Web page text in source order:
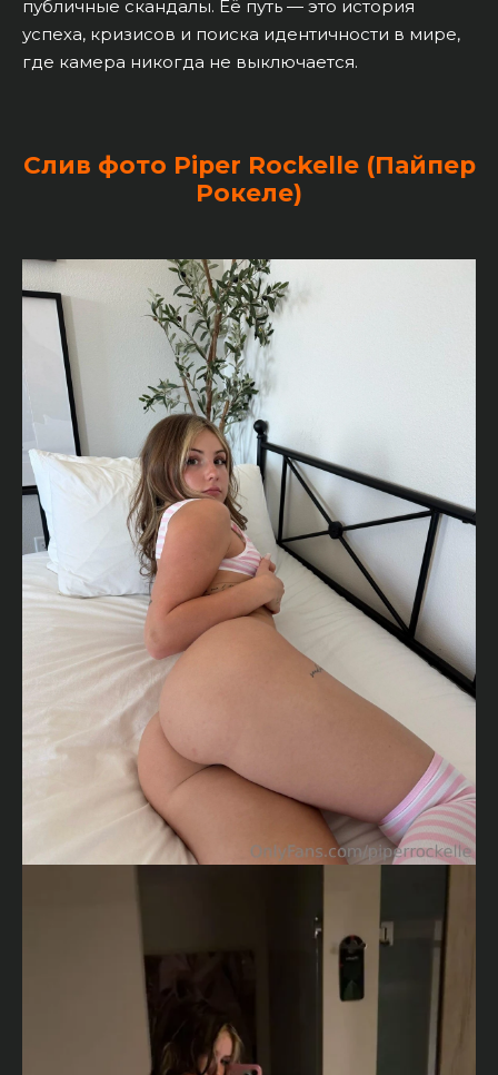
публичные скандалы. Её путь — это история
успеха, кризисов и поиска идентичности в мире,
где камера никогда не выключается.
Слив фото Piper Rockelle (Пайпер
Рокеле)